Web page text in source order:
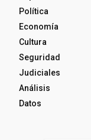
Política
Economía
Cultura
Seguridad
Judiciales
Análisis
Datos